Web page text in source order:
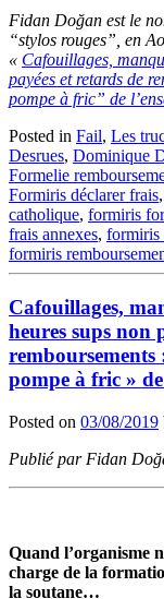
Fidan Doğan est le
“stylos rouges”, en
« Cafouillages,
payées et retards de
pompe à fric” de
Posted in Fail, Les
Desrues, Dominique
Formelie
Formiris déclarer frais,
catholique, formiris
frais annexes, formiris
formiris
Cafouillages,
heures sups non
pompe à fric »
Posted on 03/08/2019
Publié par Fidan
Quand l’organisme
charge de la
la soutane…